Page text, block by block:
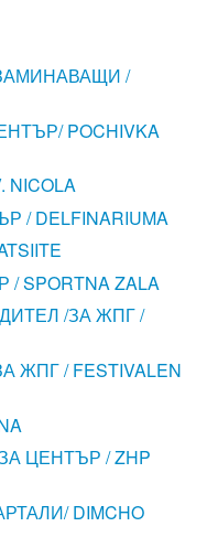
/
POCHIVKA
DELFINARIUMA
SPORTNA ZALA
/ЗА ЖПГ /
/ FESTIVALEN
ЦЕНТЪР / ZHP
DIMCHO